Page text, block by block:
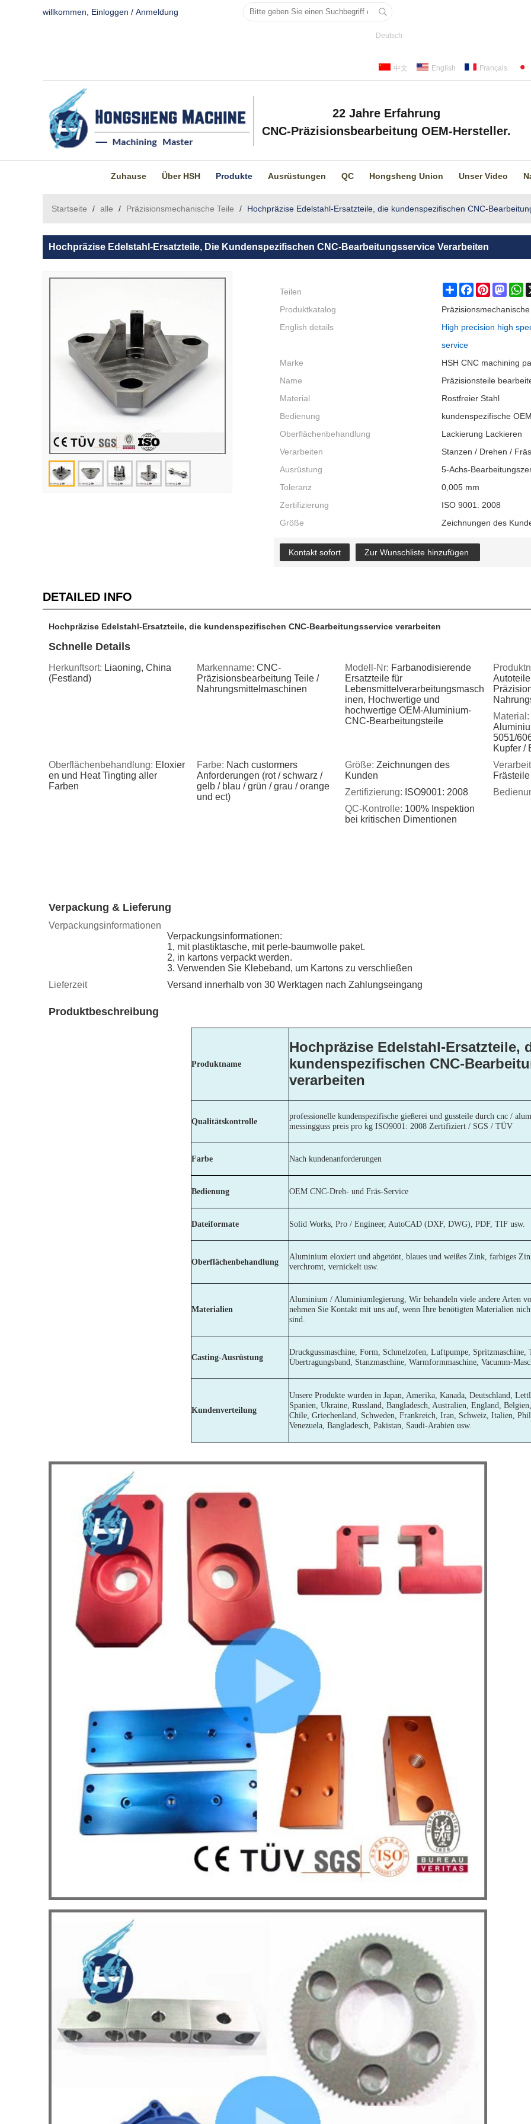
willkommen, Einloggen / Anmeldung
Deutsch
中文 English Français
22 Jahre Erfahrung
CNC-Präzisionsbearbeitung OEM-Hersteller.
Zuhause Über HSH Produkte Ausrüstungen QC Hongsheng Union Unser Video
Startseite / alle / Präzisionsmechanische Teile / Hochpräzise Edelstahl-Ersatzteile, die kundenspezifischen CNC-
Hochpräzise Edelstahl-Ersatzteile, Die Kundenspezifischen CNC-Bearbeitungsservice Verarbeiten
Teilen ShareFacebookPinterest
Produktkatalog
Präzisionsmechanische
English details
High precision high
service
Marke
HSH CNC machining
Name
Präzisionsteile
Material
Rostfreier Stahl
Bedienung
kundenspezifische
Oberflächenbehandlung
Lackierung Lackieren
Verarbeiten
Stanzen / Drehen /
Ausrüstung
5-Achs-
Toleranz
0,005 mm
Zertifizierung
ISO 9001: 2008
Größe
Zeichnungen des
Kontakt sofort Zur Wunschliste hinzufügen
DETAILED INFO
Hochpräzise Edelstahl-Ersatzteile, die kundenspezifischen CNC-Bearbeitungsservice verarbeiten
Schnelle Details
Herkunftsort: Liaoning, China
(Festland)
Markenname: CNC-
Präzisionsbearbeitung Teile /
Nahrungsmittelmaschinen
Modell-Nr: Farbanodisierende
Ersatzteile für
Lebensmittelverarbeitungsmasch
inen, Hochwertige und
hochwertige OEM-Aluminium-
CNC-Bearbeitungsteile
Material:
5051/
Kupfer /
Oberflächenbehandlung: Eloxier
en und Heat Tingting aller
Farben
Farbe: Nach custormers
Anforderungen (rot / schwarz /
gelb / blau / grün / grau / orange
und ect)
Größe: Zeichnungen des
Kunden
Frästeile
Zertifizierung: ISO9001: 2008
QC-Kontrolle: 100% Inspektion
bei kritischen Dimentionen
Verpackung & Lieferung
Verpackungsinformationen
Verpackungsinformationen:
1, mit plastiktasche, mit perle-baumwolle paket.
2, in kartons verpackt werden.
3. Verwenden Sie Klebeband, um Kartons zu verschließen
Lieferzeit
Versand innerhalb von 30 Werktagen nach Zahlungseingang
Produktbeschreibung
Produktname
Hochpräzise Edelstahl-Ersatzteile,
kundenspezifischen CNC-
verarbeiten
Qualitätskontrolle
professionelle kundenspezifische gießerei und gussteile durch cnc /
messingguss preis pro kg ISO9001: 2008 Zertifiziert / SGS / TÜV
Farbe Nach kundenanforderungen
Bedienung OEM CNC-Dreh- und Fräs-Service
Dateiformate Solid Works, Pro / Engineer, AutoCAD (DXF, DWG), PDF, TIF usw.
Oberflächenbehandlung
Aluminium eloxiert und abgetönt, blaues und weißes Zink, farbiges
verchromt, vernickelt usw.
Materialien
Aluminium / Aluminiumlegierung, Wir behandeln viele andere Arten
nehmen Sie Kontakt mit uns auf, wenn Ihre benötigten Materialien
sind.
Casting-Ausrüstung
Druckgussmaschine, Form, Schmelzofen, Luftpumpe, Spritzmaschine,
Übertragungsband, Stanzmaschine, Warmformmaschine, Vacumm-
Kundenverteilung
Unsere Produkte wurden in Japan, Amerika, Kanada, Deutschland,
Spanien, Ukraine, Russland, Bangladesch, Australien, England,
Chile, Griechenland, Schweden, Frankreich, Iran, Schweiz, Italien,
Venezuela, Bangladesch, Pakistan, Saudi-Arabien usw.